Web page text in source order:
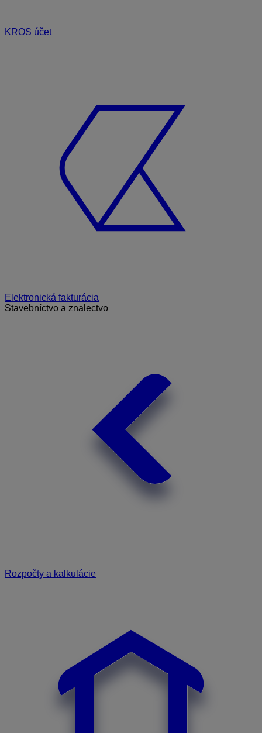
KROS účet
Elektronická fakturácia
Stavebníctvo a znalectvo
Rozpočty a kalkulácie